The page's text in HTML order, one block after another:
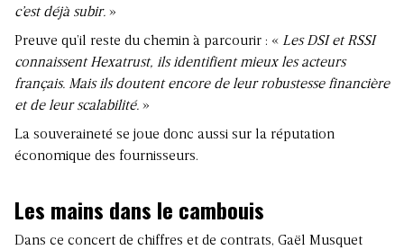
c’est déjà subir. »
Preuve qu’il reste du chemin à parcourir : « Les DSI et RSSI
connaissent Hexatrust, ils identifient mieux les acteurs
français. Mais ils doutent encore de leur robustesse financière
et de leur scalabilité. »
La souveraineté se joue donc aussi sur la réputation
économique des fournisseurs.
Les mains dans le cambouis
Dans ce concert de chiffres et de contrats, Gaël Musquet